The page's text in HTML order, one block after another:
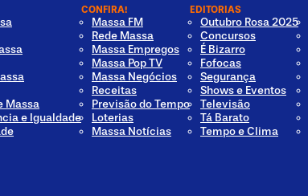
Massa
e Igualdade
CONFIRA!
Massa FM
Rede Massa
Massa Empregos
Massa Pop TV
Massa Negócios
Receitas
Previsão do Tempo
Loterias
Massa Notícias
EDITORIAS
Outubro Rosa 2025
Concursos
É Bizarro
Fofocas
Segurança
Shows e Eventos
Televisão
Tá Barato
Tempo e Clima